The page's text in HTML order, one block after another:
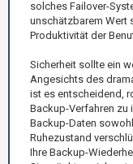
solches Failover-
unschätzbarem Wert
Produktivität der
Sicherheit sollte ein
Angesichts des
ist es entscheidend,
Backup-Verfahren zu
Backup-Daten
Ruhezustand
Ihre Backup-